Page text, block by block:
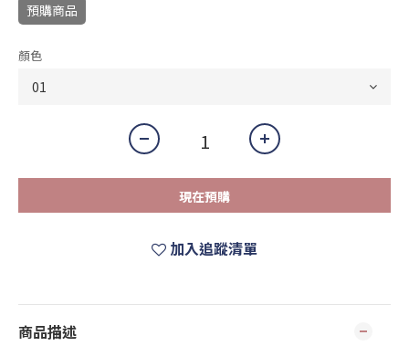
預購商品
顏色
現在預購
加入追蹤清單
商品描述